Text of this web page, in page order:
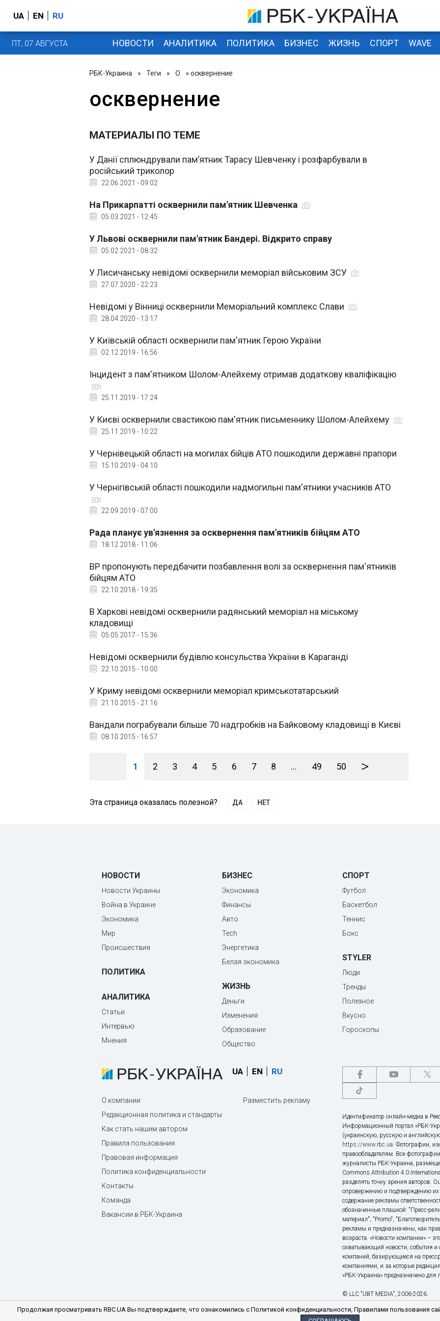
UA EN RU
ПТ, 07 АВГУСТА НОВОСТИ АНАЛИТИКА ПОЛИТИКА БИЗНЕС ЖИЗНЬ СПОРТ WAVE
РБК-Украина » Теги » О » осквернение
осквернение
МАТЕРИАЛЫ ПО ТЕМЕ
У Данії сплюндрували пам’ятник Тарасу Шевченку і розфарбували в
російський триколор
22.06.2021 - 09:02
На Прикарпатті осквернили пам'ятник Шевченка
05.03.2021 - 12:45
У Львові осквернили пам'ятник Бандері. Відкрито справу
05.02.2021 - 08:32
У Лисичанську невідомі осквернили меморіал військовим ЗСУ
27.07.2020 - 22:23
Невідомі у Вінниці осквернили Меморіальний комплекс Слави
28.04.2020 - 13:17
У Київській області осквернили пам'ятник Герою України
02.12.2019 - 16:56
Інцидент з пам'ятником Шолом-Алейхему отримав додаткову кваліфікацію
25.11.2019 - 17:24
У Києві осквернили свастикою пам'ятник письменнику Шолом-Алейхему
25.11.2019 - 10:22
У Чернівецькій області на могилах бійців АТО пошкодили державні прапори
15.10.2019 - 04:10
У Чернігівській області пошкодили надмогильні пам'ятники учасників АТО
22.09.2019 - 07:00
Рада планує ув'язнення за осквернення пам'ятників бійцям АТО
18.12.2018 - 11:06
ВР пропонують передбачити позбавлення волі за осквернення пам'ятників
бійцям АТО
22.10.2018 - 19:35
В Харкові невідомі осквернили радянський меморіал на міському
кладовищі
05.05.2017 - 15:36
Невідомі осквернили будівлю консульства України в Караганді
22.10.2015 - 10:00
У Криму невідомі осквернили меморіал кримськотатарський
21.10.2015 - 21:16
Вандали пограбували більше 70 надгробків на Байковому кладовищі в Києві
08.10.2015 - 16:57
1 2 3 4 5 6 7 8 ... 49 50 >
Эта страница оказалась полезной? ДА НЕТ
НОВОСТИ
Новости Украины
Война в Украине
Экономика
Мир
Происшествия
ПОЛИТИКА
АНАЛИТИКА
Статьи
Интервью
Мнения
БИЗНЕС
Экономика
Финансы
Авто
Tech
Энергетика
Белая экономика
ЖИЗНЬ
Деньги
Изменения
Образование
Общество
СПОРТ
Футбол
Баскетбол
Теннис
Бокс
STYLER
Люди
Тренды
Полезное
Вкусно
Гороскопы
UA EN RU
О компании
Редакционная политика и стандарты
Как стать нашим автором
Правила пользования
Правовая информация
Политика конфиденциальности
Контакты
Команда
Вакансии в РБК-Украина
Разместить рекламу
Идентификатор онлайн-медиа в
Информационный портал «РБК-
(украинскую, русскую и
https://www.rbc.ua. Фотографии,
правообладателям. Все
журналисты РБК-Украина,
Commons Attribution 4.0
разделять точку зрения авторов.
опровержению и подтверждению их
содержание рекламы
обозначенные плашкой: "Пресс-
материал", "Promo",
рекламы и предназначены, как
возраста. «Новости компании» –
охватывающий новости, события и
компаний, базирующиеся на
компаниями, и за которые
«РБК-Украина» предназначено для
© LLC "UBT MEDIA", 2006-2026.
Продолжая просматривать RBC.UA Вы подтверждаете, что ознакомились с Политикой конфиденциальности, Правилами пользования